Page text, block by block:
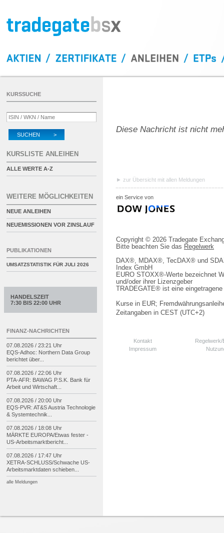
Diese Nachricht ist nicht
zur Übersicht mit allen Meldungen
ein Service von
Copyright © 2026 Tradegate
Bitte beachten Sie das Regelwerk
DAX®, MDAX®, TecDAX® und
Index GmbH
EURO STOXX®-Werte bezeichnet
und/oder ihrer Lizenzgeber
TRADEGATE® ist eine
Kurse in EUR;
Zeitangaben in CEST (UTC+2)
Kontakt
Impressum
KURSSUCHE
SUCHEN >
KURSLISTE ANLEIHEN
ALLE WERTE A-Z
WEITERE MÖGLICHKEITEN
NEUE ANLEIHEN
NEUEMISSIONEN VOR ZINSLAUF
PUBLIKATIONEN
UMSATZSTATISTIK FÜR JULI 2026
HANDELSZEIT
7:30 BIS 22:00 UHR
FINANZ-NACHRICHTEN
07.08.2026 / 23:21 Uhr
EQS-Adhoc: Northern Data Group
berichtet über...
07.08.2026 / 22:06 Uhr
PTA-AFR: BAWAG P.S.K. Bank für
Arbeit und Wirtschaft...
07.08.2026 / 20:00 Uhr
EQS-PVR: AT&S Austria Technologie
& Systemtechnik...
07.08.2026 / 18:08 Uhr
MÄRKTE EUROPA/Etwas fester -
US-Arbeitsmarktbericht...
07.08.2026 / 17:47 Uhr
XETRA-SCHLUSS/Schwache US-
Arbeitsmarktdaten schieben...
alle Meldungen